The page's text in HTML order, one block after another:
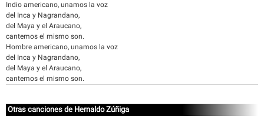
Indio americano, unamos la voz
del Inca y Nagrandano,
del Maya y el Araucano,
cantemos el mismo son.
Hombre americano, unamos la voz
del Inca y Nagrandano,
del Maya y el Araucano,
cantemos el mismo son.
Otras canciones de Hernaldo Zúñiga